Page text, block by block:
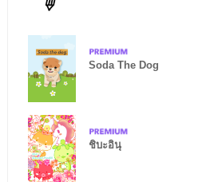
Soda The Dog
ชิบะอินุ